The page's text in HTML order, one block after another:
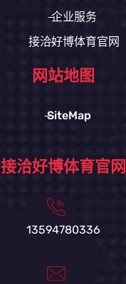
企业服务
接洽好博体育官网
网站地图
SiteMap
接洽好博体育官网
13594780336